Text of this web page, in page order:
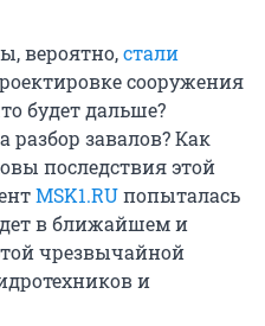
вероятно,стали
сооружения
будет дальше?
разбор завалов? Как
последствия этой
MSK1.RUпопыталась
в ближайшем и
чрезвычайной
и